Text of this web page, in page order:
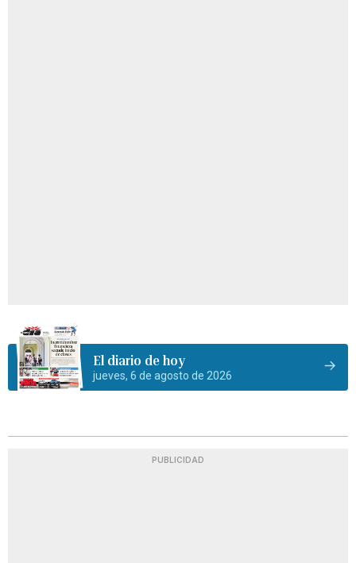
El diario de hoy
jueves, 6 de agosto de 2026
PUBLICIDAD